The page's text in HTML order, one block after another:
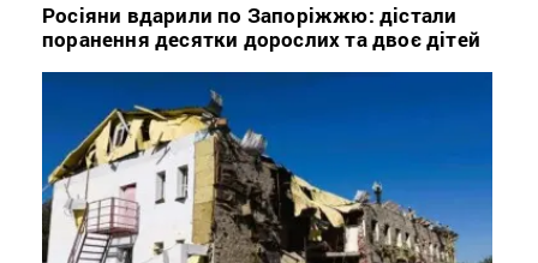
Росіяни вдарили по Запоріжжю: дістали
поранення десятки дорослих та двоє дітей